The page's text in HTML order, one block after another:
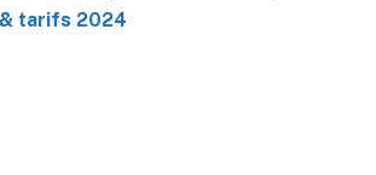
tarifs 2024